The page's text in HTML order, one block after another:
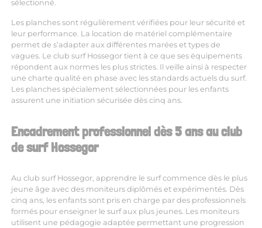
sélectionné.
Les planches sont régulièrement vérifiées pour leur sécurité et
leur performance. La location de matériel complémentaire
permet de s’adapter aux différentes marées et types de
vagues. Le club surf Hossegor tient à ce que ses équipements
répondent aux normes les plus strictes. Il veille ainsi à respecter
une charte qualité en phase avec les standards actuels du surf.
Les planches spécialement sélectionnées pour les enfants
assurent une initiation sécurisée dès cinq ans.
Encadrement professionnel dès 5 ans au club
de surf Hossegor
Au club surf Hossegor, apprendre le surf commence dès le plus
jeune âge avec des moniteurs diplômés et expérimentés. Dès
cinq ans, les enfants sont pris en charge par des professionnels
formés pour enseigner le surf aux plus jeunes. Les moniteurs
utilisent une pédagogie adaptée permettant une progression